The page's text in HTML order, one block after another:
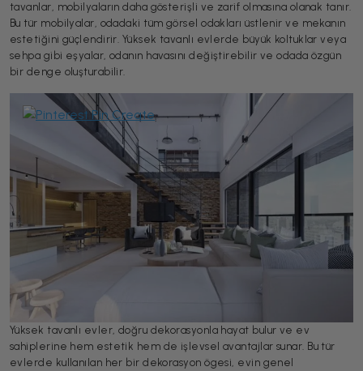
tavanlar, mobilyaların daha gösterişli ve zarif olmasına olanak tanır.
Bu tür mobilyalar, odadaki tüm görsel odakları üstlenir ve mekanın
estetiğini güçlendirir. Yüksek tavanlı evlerde büyük koltuklar veya
sehpa gibi eşyalar, odanın havasını değiştirebilir ve odada özgün
bir denge oluşturabilir.
Yüksek tavanlı evler, doğru dekorasyonla hayat bulur ve ev
sahiplerine hem estetik hem de işlevsel avantajlar sunar. Bu tür
evlerde kullanılan her bir dekorasyon ögesi, evin genel